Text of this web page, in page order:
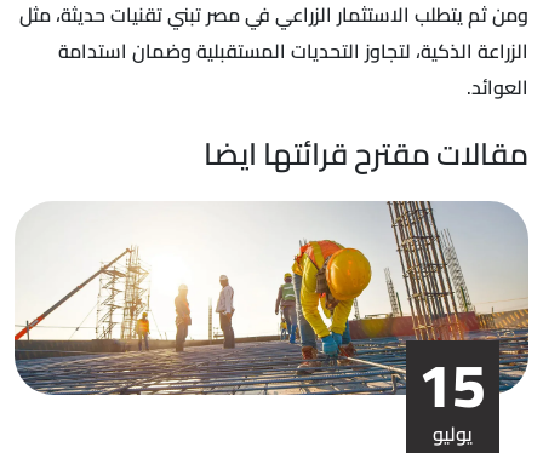
ومن ثم يتطلب الاستثمار الزراعي في مصر تبني تقنيات حديثة، مثل
الزراعة الذكية، لتجاوز التحديات المستقبلية وضمان استدامة
العوائد.
مقالات مقترح قرائتها ايضا
15
يوليو